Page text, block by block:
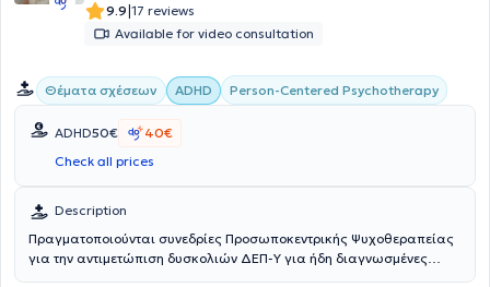
9.9|17 reviews
Available for video consultation
Θέματα σχέσεων ADHD Person-Centered Psychotherapy
ADHD50€
40€
Check all prices
Description
Πραγματοποιούνται συνεδρίες Προσωποκεντρικής Ψυχοθεραπείας
για την αντιμετώπιση δυσκολιών ΔΕΠ-Υ για ήδη διαγνωσμένες